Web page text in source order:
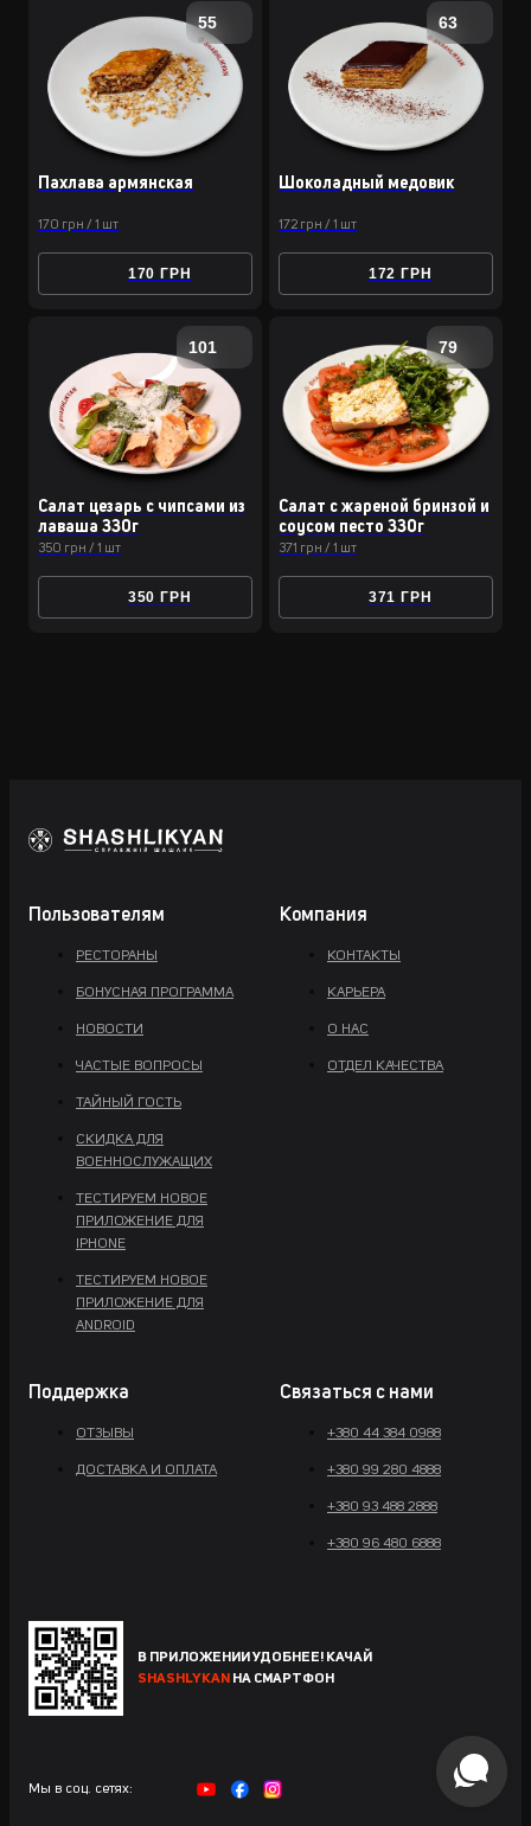
55
Пахлава армянская
170 грн / 1 шт
170 ГРН
63
Шоколадный медовик
172 грн / 1 шт
172 ГРН
101
Салат цезарь с чипсами из
лаваша 330г
350 грн / 1 шт
350 ГРН
79
Салат с жареной бринзой и
соусом песто 330г
371 грн / 1 шт
371 ГРН
Пользователям
РЕСТОРАНЫ
БОНУСНАЯ ПРОГРАММА
НОВОСТИ
ЧАСТЫЕ ВОПРОСЫ
ТАЙНЫЙ ГОСТЬ
СКИДКА ДЛЯ
ВОЕННОСЛУЖАЩИХ
ТЕСТИРУЕМ НОВОЕ
ПРИЛОЖЕНИЕ ДЛЯ
IPHONE
ТЕСТИРУЕМ НОВОЕ
ПРИЛОЖЕНИЕ ДЛЯ
ANDROID
Компания
КОНТАКТЫ
КАРЬЕРА
О НАС
ОТДЕЛ КАЧЕСТВА
Поддержка
ОТЗЫВЫ
ДОСТАВКА И ОПЛАТА
Связаться с нами
+380 44 384 0988
+380 99 280 4888
+380 93 488 2888
+380 96 480 6888
В ПРИЛОЖЕНИИ УДОБНЕЕ! КАЧАЙ
SHASHLYKAN НА СМАРТФОН
Мы в соц. сетях: